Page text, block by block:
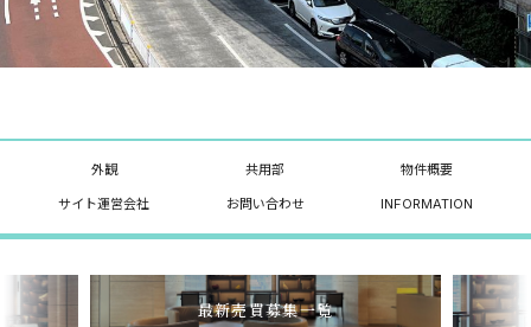
外観 共用部 物件概要
サイト運営会社 お問い合わせ INFORMATION
最新売買募集一覧